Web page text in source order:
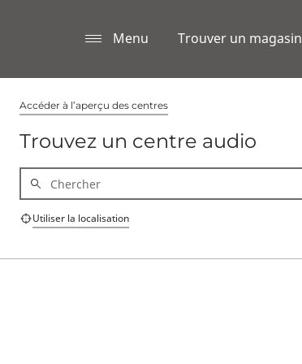
Menu Trouver un magasin
Accéder à l’aperçu des centres
Trouvez un centre audio
Utiliser la localisation